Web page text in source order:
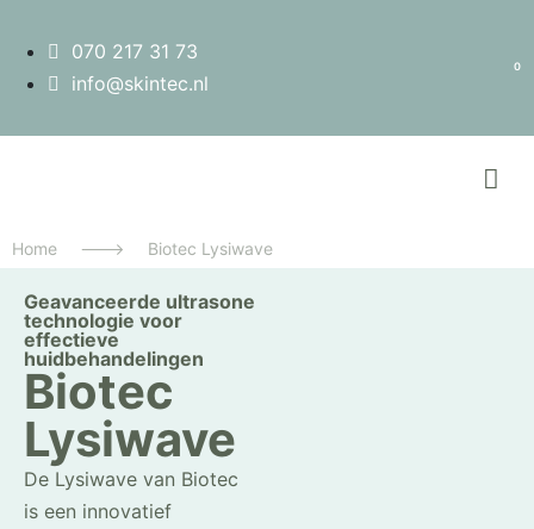
070 217 31 73
info@skintec.nl
0
Home ---> Biotec Lysiwave
Geavanceerde ultrasone
technologie voor
effectieve
huidbehandelingen
Biotec
Lysiwave
De Lysiwave van Biotec
is een innovatief